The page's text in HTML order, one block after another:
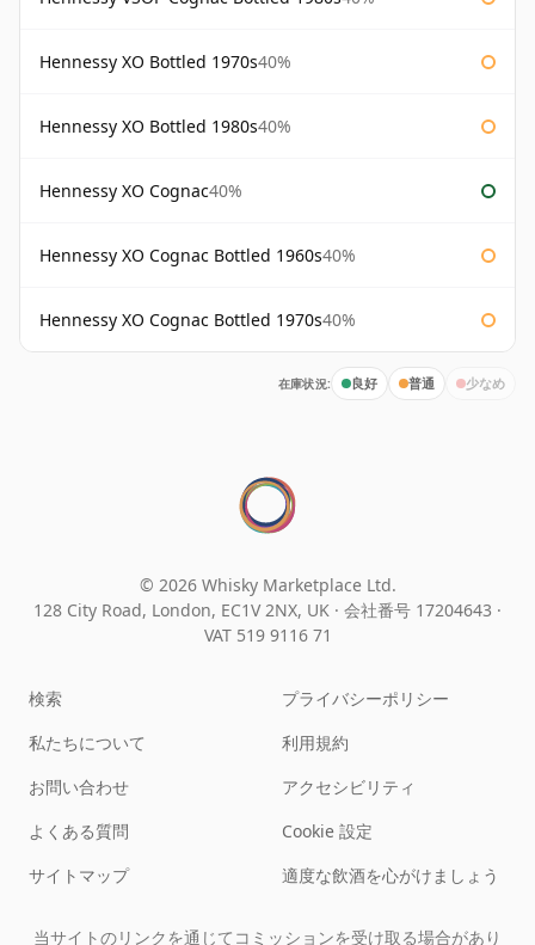
Hennessy XO Bottled 1970s40%
Hennessy XO Bottled 1980s40%
Hennessy XO Cognac40%
Hennessy XO Cognac Bottled 1960s40%
Hennessy XO Cognac Bottled 1970s40%
在庫状況: 良好 普通 少なめ
© 2026 Whisky Marketplace Ltd.
128 City Road, London, EC1V 2NX, UK · 会社番号 17204643 ·
VAT 519 9116 71
検索
私たちについて
お問い合わせ
よくある質問
サイトマップ
プライバシーポリシー
利用規約
アクセシビリティ
Cookie 設定
適度な飲酒を心がけましょう
当サイトのリンクを通じてコミッションを受け取る場合があり